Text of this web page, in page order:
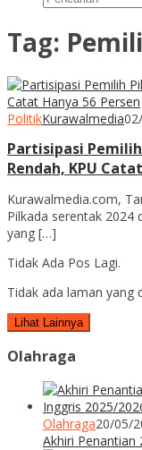
Tag:
PolitikKurawalmedia
Partisipasi
Rendah, KPU
Kurawalmedia.com,
Pilkada serentak 2024
yang […]
Tidak Ada Pos Lagi.
Tidak ada laman yang
Lihat Lainnya
Olahraga
Olahraga20/05/
Akhiri Penantian